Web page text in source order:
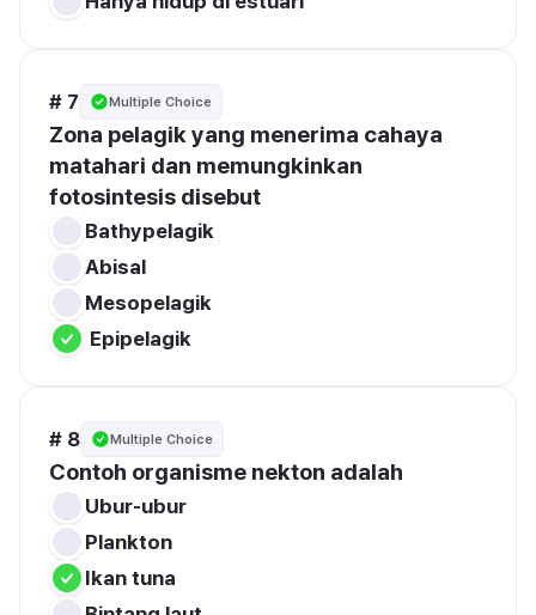
# 7 Multiple Choice
Zona pelagik yang menerima cahaya
matahari dan memungkinkan
fotosintesis disebut
# 8 Multiple Choice
Contoh organisme nekton adalah